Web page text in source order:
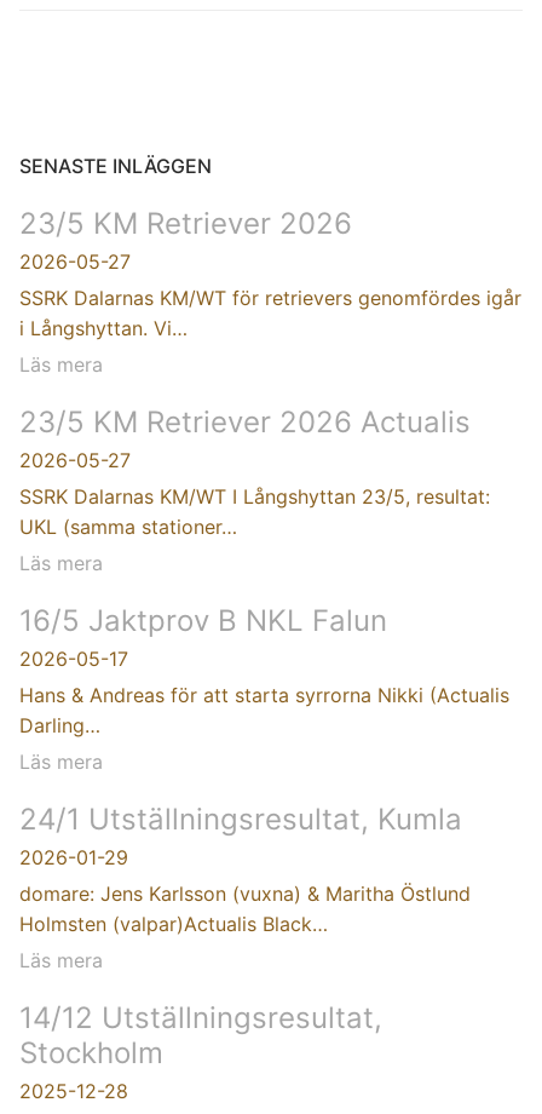
SENASTE INLÄGGEN
23/5 KM Retriever 2026
2026-05-27
SSRK Dalarnas KM/WT för retrievers genomfördes igår
i Långshyttan. Vi…
Läs mera
23/5 KM Retriever 2026 Actualis
2026-05-27
SSRK Dalarnas KM/WT I Långshyttan 23/5, resultat:
UKL (samma stationer…
Läs mera
16/5 Jaktprov B NKL Falun
2026-05-17
Hans & Andreas för att starta syrrorna Nikki (Actualis
Darling…
Läs mera
24/1 Utställningsresultat, Kumla
2026-01-29
domare: Jens Karlsson (vuxna) & Maritha Östlund
Holmsten (valpar)Actualis Black…
Läs mera
14/12 Utställningsresultat,
Stockholm
2025-12-28